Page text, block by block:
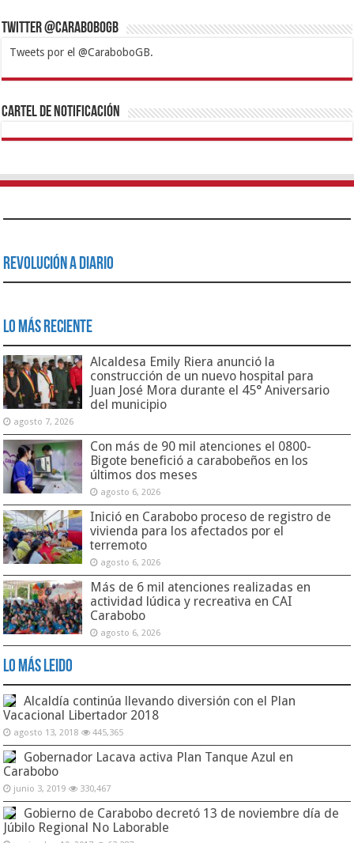
Twitter @CaraboboGB
Tweets por el @CaraboboGB.
1xbetBetturkeyBetistKralbetSupertotobetTipobetMatadorbetMariobet
https://mvbcasino.com/
Cartel de Notificación
Revolución a Diario
Lo Más Reciente
Alcaldesa Emily Riera anunció la
construcción de un nuevo hospital para
Juan José Mora durante el 45° Aniversario
del municipio
agosto 7, 2026
Con más de 90 mil atenciones el 0800-
Bigote benefició a carabobeños en los
últimos dos meses
agosto 6, 2026
Inició en Carabobo proceso de registro de
vivienda para los afectados por el
terremoto
agosto 6, 2026
Más de 6 mil atenciones realizadas en
actividad lúdica y recreativa en CAI
Carabobo
agosto 6, 2026
Lo Más Leido
Alcaldía continúa llevando diversión con el Plan
Vacacional Libertador 2018
agosto 13, 2018 445,365
Gobernador Lacava activa Plan Tanque Azul en
Carabobo
junio 3, 2019 330,467
Gobierno de Carabobo decretó 13 de noviembre día de
Júbilo Regional No Laborable